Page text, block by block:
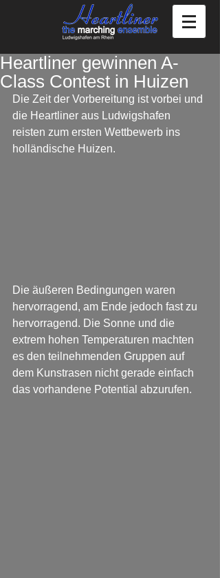
Heartliner gewinnen A-
Class Contest in Huizen
Die Zeit der Vorbereitung ist vorbei und
die Heartliner aus Ludwigshafen
reisten zum ersten Wettbewerb ins
holländische Huizen.
Die äußeren Bedingungen waren
hervorragend, am Ende jedoch fast zu
hervorragend. Die Sonne und die
extrem hohen Temperaturen machten
es den teilnehmenden Gruppen auf
dem Kunstrasen nicht gerade einfach
das vorhandene Potential abzurufen.